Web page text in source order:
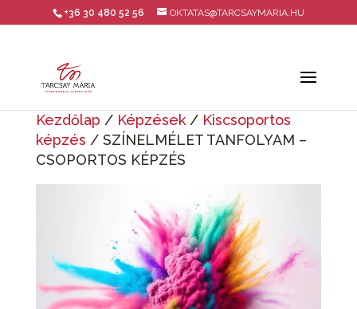
+36 30 480 52 56 OKTATAS@TARCSAYMARIA.HU
Kezdőlap / Képzések/ Kiscsoportos
képzés / SZÍNELMÉLET TANFOLYAM –
CSOPORTOS KÉPZÉS